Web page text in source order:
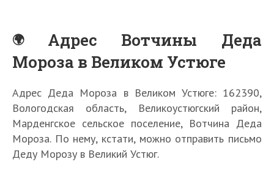
Адрес Вотчины Деда
Мороза в Великом Устюге
Адрес Деда Мороза в Великом Устюге: 162390,
Вологодская область, Великоустюгский район,
Марденгское сельское поселение, Вотчина Деда
Мороза. По нему, кстати, можно отправить письмо
Деду Морозу в Великий Устюг.